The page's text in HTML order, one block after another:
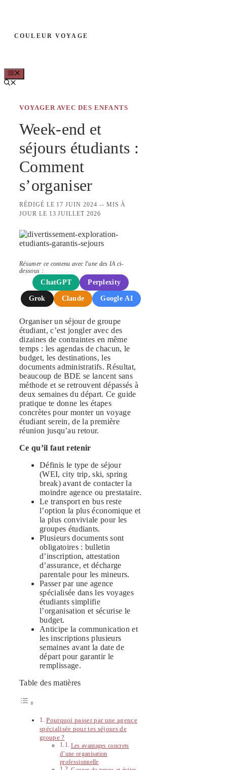
contenu
COULEUR VOYAGE
MENU
VOYAGER AVEC DES ENFANTS
Week-end et
séjours étudiants :
Comment
s’organiser
RÉDIGÉ LE 17 JUIN 2024 -- MIS À
JOUR LE 13 JUILLET 2026
Résumer ce contenu avec l'une des IA ci-
dessous :
ChatGPT Perplexity
Grok Claude Google AI
Organiser un séjour de groupe
étudiant, c’est jongler avec des
dizaines de contraintes en même
temps : les agendas de chacun, le
budget, les destinations, les
documents administratifs. Résultat,
beaucoup de BDE se lancent sans
méthode et se retrouvent dépassés à
deux semaines du départ. Ce guide
pratique te donne les étapes
concrètes pour monter un voyage
étudiant serein, de la première
réunion jusqu’au retour.
Ce qu’il faut retenir
Définis le type de séjour
(WEI, city trip, ski, spring
break) avant de contacter la
moindre agence ou prestataire.
Le transport en bus reste
l’option la plus économique et
la plus conviviale pour les
groupes étudiants.
Plusieurs documents sont
obligatoires : bulletin
d’inscription, attestation
d’assurance, et décharge
parentale pour les mineurs.
Passer par une agence
spécialisée dans les voyages
étudiants simplifie
l’organisation et sécurise le
budget.
Anticipe la communication et
les inscriptions plusieurs
semaines avant la date de
départ pour garantir le
remplissage.
Table des matières
Pourquoi passer par une agence
spécialisée pour tes séjours de
groupe ?
Les avantages concrets
d’une organisation
professionnelle